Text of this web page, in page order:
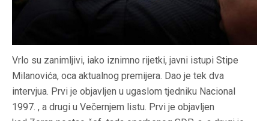
Vrlo su zanimljivi, iako iznimno rijetki, javni istupi Stipe
Milanovića, oca aktualnog premijera. Dao je tek dva
intervjua. Prvi je objavljen u ugaslom tjedniku Nacional
1997. , a drugi u Večernjem listu. Prvi je objavljen